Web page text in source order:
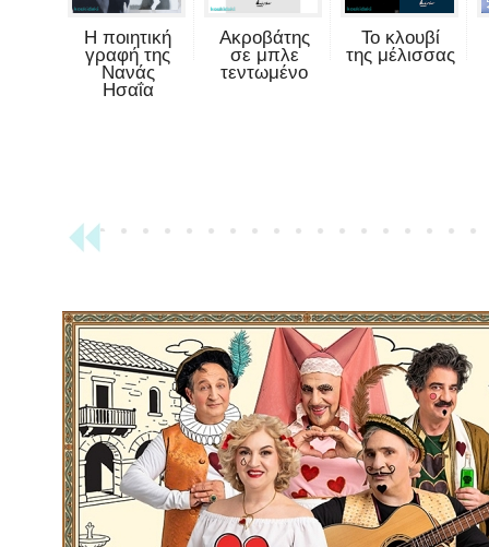
Η ποιητική
γραφή της
Νανάς
Ησαΐα
Ακροβάτης
σε μπλε
τεντωμένο
Το κλουβί
της μέλισσας